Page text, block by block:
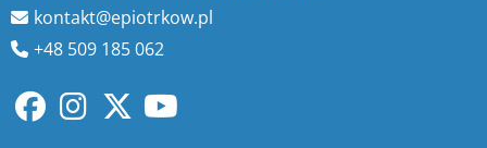
kontakt@epiotrkow.pl
+48 509 185 062